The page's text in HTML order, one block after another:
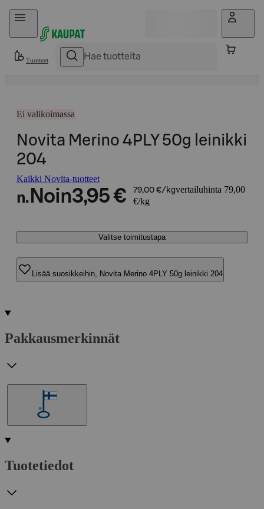
Hyppää sisältöön
Tuotteet
Ei valikoimassa
Novita Merino 4PLY 50g leinikki
204
Kaikki Novita-tuotteet
n. Noin3,95 € 79,00 €/kgvertailuhinta 79,00
€/kg
Valitse toimitustapa
Lisää suosikkeihin, Novita Merino 4PLY 50g leinikki 204
Pakkausmerkinnät
Tuotetiedot